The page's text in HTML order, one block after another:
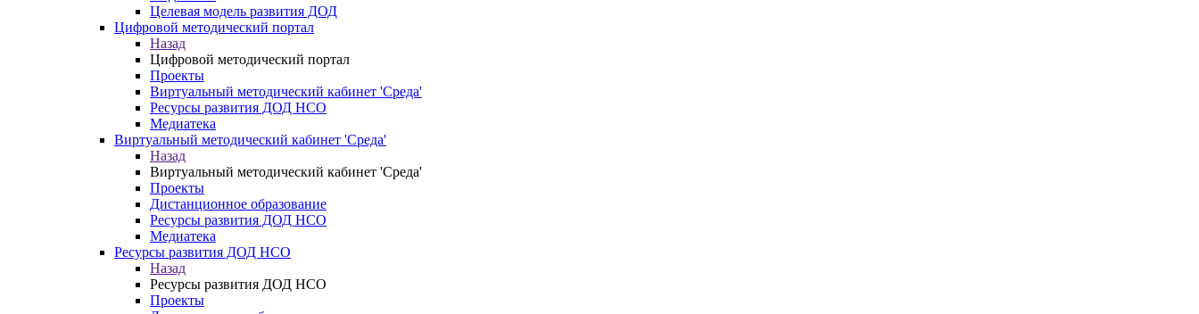
Целевая модель развития ДОД
Цифровой методический портал
Назад
Цифровой методический портал
Проекты
Виртуальный методический кабинет 'Среда'
Ресурсы развития ДОД НСО
Медиатека
Виртуальный методический кабинет 'Среда'
Назад
Виртуальный методический кабинет 'Среда'
Проекты
Дистанционное образование
Ресурсы развития ДОД НСО
Медиатека
Ресурсы развития ДОД НСО
Назад
Ресурсы развития ДОД НСО
Проекты